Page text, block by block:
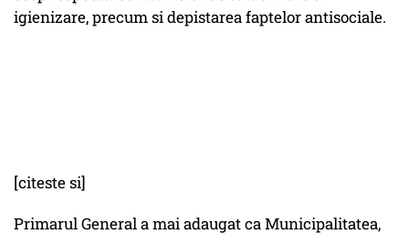
igienizare, precum si depistarea faptelor antisociale.
[citeste si]
Primarul General a mai adaugat ca Municipalitatea,